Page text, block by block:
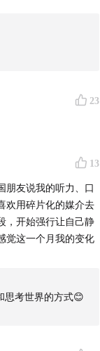
23
13
朋友说我的听力、口
欢用碎片化的媒介去
，开始强行让自己静
觉这一个月我的变化
思考世界的方式😊